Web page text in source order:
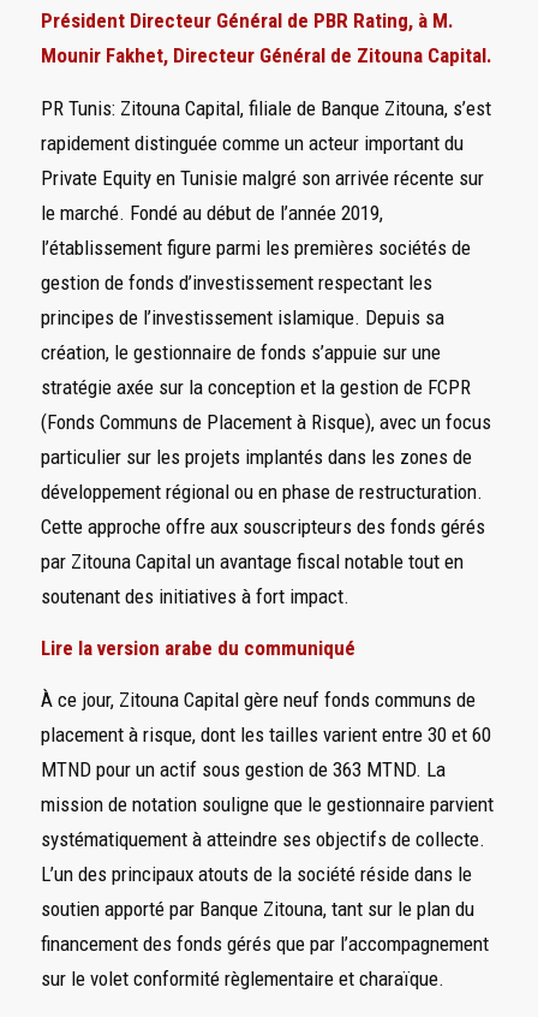
Président Directeur Général de PBR Rating, à M.
Mounir Fakhet, Directeur Général de Zitouna Capital.
PR Tunis: Zitouna Capital, filiale de Banque Zitouna, s’est
rapidement distinguée comme un acteur important du
Private Equity en Tunisie malgré son arrivée récente sur
le marché. Fondé au début de l’année 2019,
l’établissement figure parmi les premières sociétés de
gestion de fonds d’investissement respectant les
principes de l’investissement islamique. Depuis sa
création, le gestionnaire de fonds s’appuie sur une
stratégie axée sur la conception et la gestion de FCPR
(Fonds Communs de Placement à Risque), avec un focus
particulier sur les projets implantés dans les zones de
développement régional ou en phase de restructuration.
Cette approche offre aux souscripteurs des fonds gérés
par Zitouna Capital un avantage fiscal notable tout en
soutenant des initiatives à fort impact.
Lire la version arabe du communiqué
À ce jour, Zitouna Capital gère neuf fonds communs de
placement à risque, dont les tailles varient entre 30 et 60
MTND pour un actif sous gestion de 363 MTND. La
mission de notation souligne que le gestionnaire parvient
systématiquement à atteindre ses objectifs de collecte.
L’un des principaux atouts de la société réside dans le
soutien apporté par Banque Zitouna, tant sur le plan du
financement des fonds gérés que par l’accompagnement
sur le volet conformité règlementaire et charaïque.